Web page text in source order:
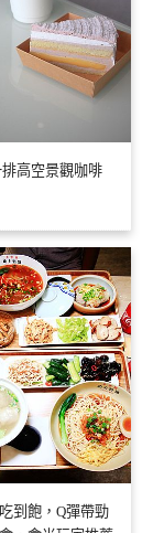
排高空景觀咖啡
到飽，Q彈帶勁